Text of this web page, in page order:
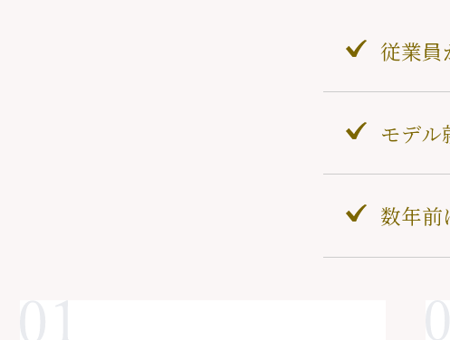
従業員
モデル
数年前